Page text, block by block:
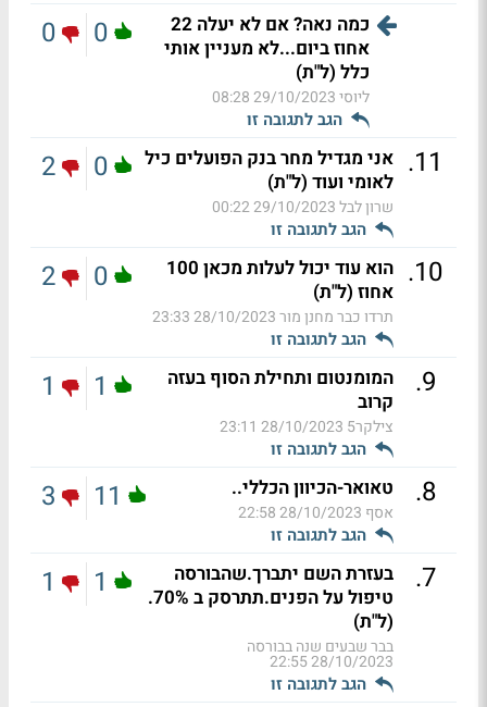
כמה נאה? אם לא יעלה 22
אחוז ביום...לא מעניין אותי
כלל (ל"ת)
ליוסי29/10/2023 08:28
הגב לתגובה זו
0
0
11
. אני מגדיל מחר בנק הפועלים כיל
לאומי ועוד (ל"ת)
שרון לבל29/10/2023 00:22
הגב לתגובה זו
0
2
10
.
הוא עוד יכול לעלות מכאן 100
אחוז (ל"ת)
תרדו כבר מחנן מור28/10/2023 23:33
הגב לתגובה זו
0
2
9
.
המומנטום ותחילת הסוף בעזה
קרוב
צילקר5 28/10/2023 23:11
הגב לתגובה זו
1
1
8
. טאואר-הכיוון הכללי..
אסף 28/10/2023 22:58
הגב לתגובה זו
11
3
7
.
בעזרת השם יתברך.שהבורסה
טיפול על הפנים.תתרסק ב 70%.
(ל"ת)
בבר שבעים שנה בבורסה
28/10/2023 22:55
הגב לתגובה זו
1
1